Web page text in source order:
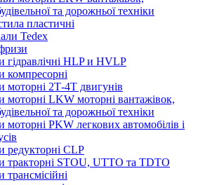
та дорожньої техніки
пластичні
Tedex
гідравлічні HLP и HVLP
компресорні
моторні 2Т-4Т двигунів
моторні LKW моторні вантажівок,
та дорожньої техніки
моторні PKW легкових автомобілів і
редукторні CLP
тракторні STOU, UTTO та TDTO
трансмісійні